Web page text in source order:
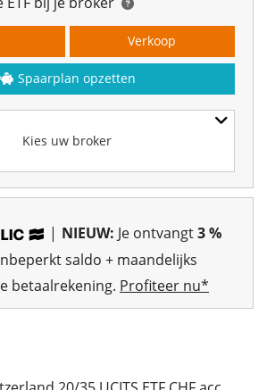
Kies uw broker
Verkoop
Spaarplan opzetten
| NIEUW: Je ontvangt3 %
saldo + maandelijks
betaalrekening. Profiteer nu*